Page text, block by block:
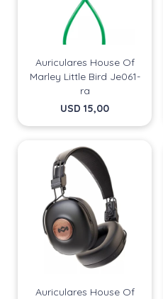
Auriculares House Of
Marley Little Bird Je061-
ra
USD 15,00
Auriculares House Of